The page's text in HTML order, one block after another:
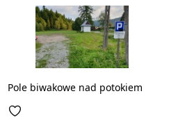
Pole biwakowe nad potokiem